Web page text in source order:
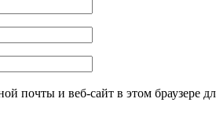
почты и веб-сайт в этом браузере